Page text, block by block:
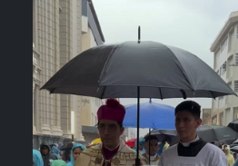
Steven Anzora